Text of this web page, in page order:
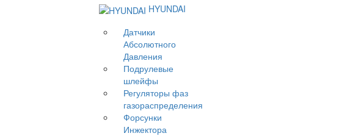
HYUNDAI
Датчики
Абсолютного
Давления
Подрулевые
шлейфы
Регуляторы фаз
газораспределения
Форсунки
Инжектора